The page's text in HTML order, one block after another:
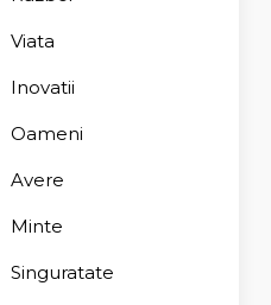
Viata
Inovatii
Oameni
Avere
Minte
Singuratate